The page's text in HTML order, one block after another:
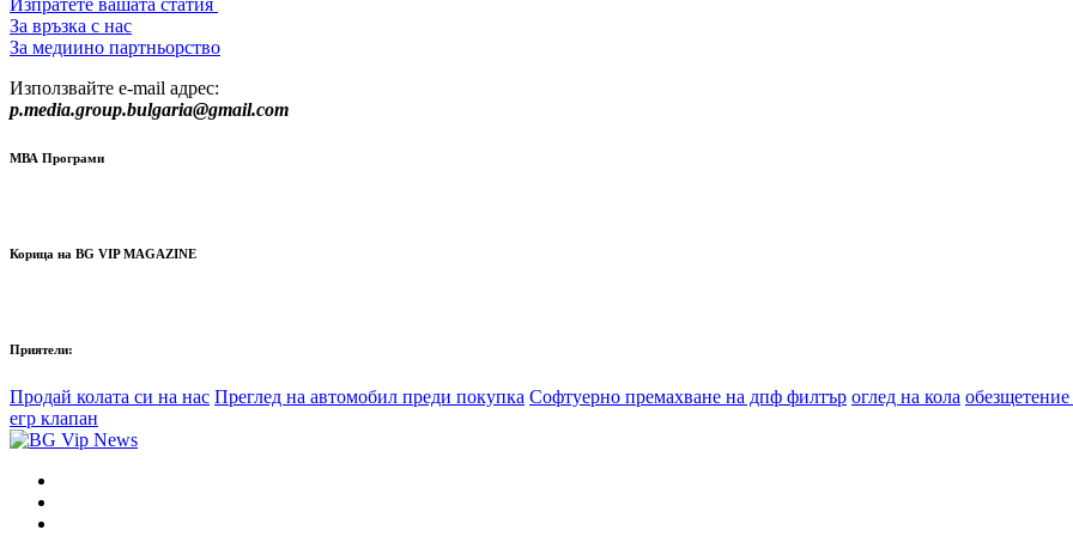
Изпратете вашата статия
За връзка с нас
За медиино партньорство
Използвайте e-mail адрес:
p.media.group.bulgaria@gmail.com
МВА Програми
Корица на BG VIP MAGAZINE
Приятели:
Продай колата си на нас Преглед на автомобил преди покупка Софтуерно премахване на дпф филтър оглед на кола
егр клапан